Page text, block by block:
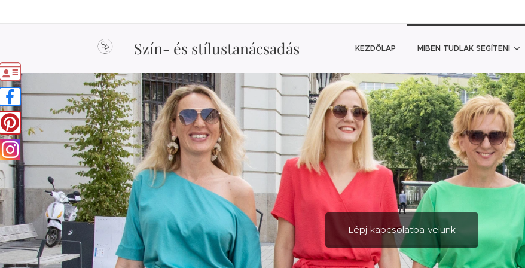
Szín- és stílustanácsadás KEZDŐLAP MIBEN TUDLAK SEGÍTENI
Lépj kapcsolatba velünk